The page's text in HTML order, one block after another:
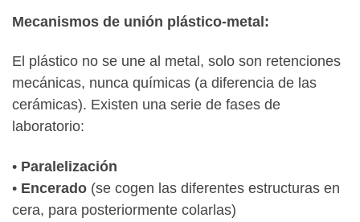
Mecanismos de unión plástico-metal:
El plástico no se une al metal, solo son retenciones
mecánicas, nunca químicas (a diferencia de las
cerámicas). Existen una serie de fases de
laboratorio:
• Paralelización
• Encerado (se cogen las diferentes estructuras en
cera, para posteriormente colarlas)